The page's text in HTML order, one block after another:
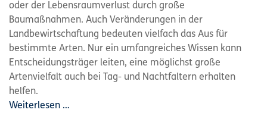
oder der Lebensraumverlust durch große
Baumaßnahmen. Auch Veränderungen in der
Landbewirtschaftung bedeuten vielfach das Aus für
bestimmte Arten. Nur ein umfangreiches Wissen kann
Entscheidungsträger leiten, eine möglichst große
Artenvielfalt auch bei Tag- und Nachtfaltern erhalten
helfen.
Weiterlesen …